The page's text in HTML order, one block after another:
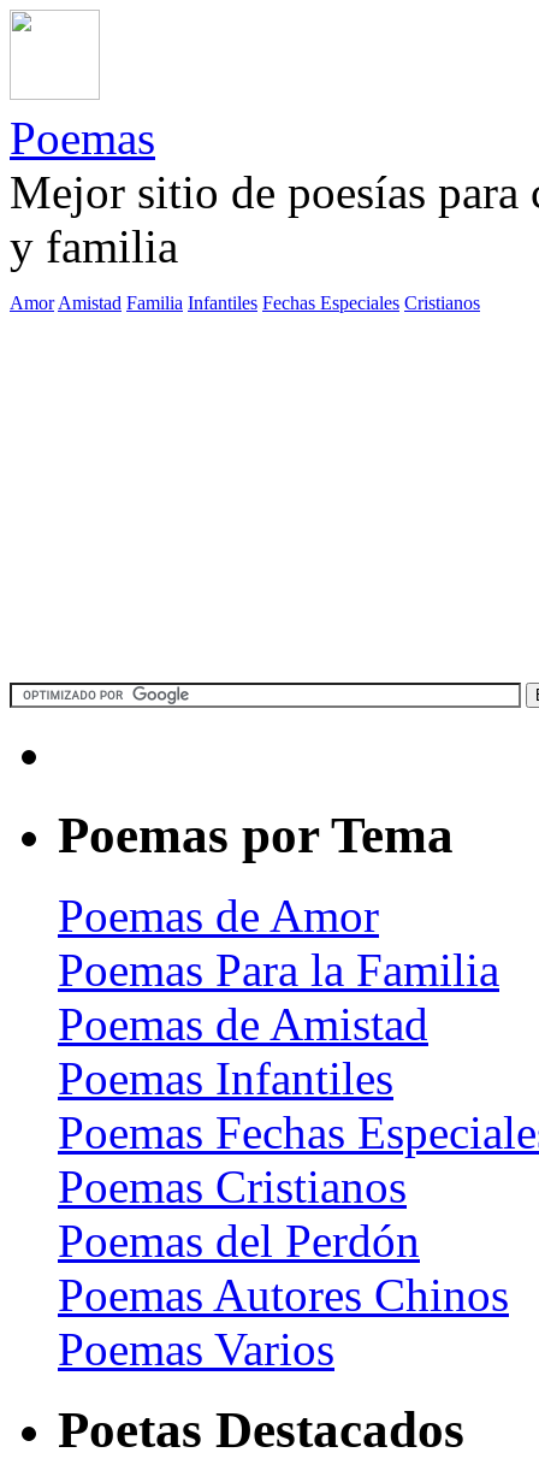
Poemas
Mejor sitio de poesías
y familia
Amor Amistad Familia Infantiles Fechas Especiales Cristianos
Poemas por Tema
Poemas de Amor
Poemas Para la Familia
Poemas de Amistad
Poemas Infantiles
Poemas Fechas
Poemas Cristianos
Poemas del Perdón
Poemas Autores Chinos
Poemas Varios
Poetas Destacados